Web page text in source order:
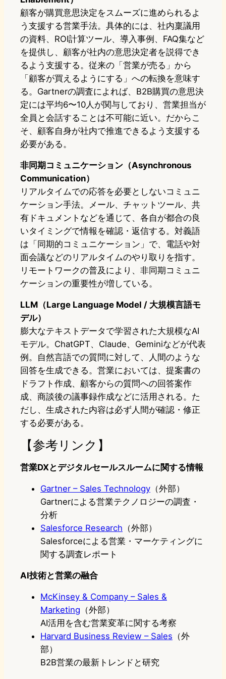
顧客が購買意思決定をスムーズに進められるよ
う支援する営業手法。具体的には、社内稟議用
の資料、ROI計算ツール、導入事例、FAQ集など
を提供し、顧客が社内の意思決定者を説得でき
るよう支援する。従来の「営業が売る」から
「顧客が買えるようにする」への転換を意味す
る。Gartnerの調査によれば、B2B購買の意思決
定には平均6〜10人が関与しており、営業担当が
全員と会話することは不可能に近い。だからこ
そ、顧客自身が社内で推進できるよう支援する
必要がある。
非同期コミュニケーション（Asynchronous
Communication）
リアルタイムでの応答を必要としないコミュニ
ケーション手法。メール、チャットツール、共
有ドキュメントなどを通じて、各自が都合の良
いタイミングで情報を確認・返信する。対義語
は「同期的コミュニケーション」で、電話や対
面会議などのリアルタイムのやり取りを指す。
リモートワークの普及により、非同期コミュニ
ケーションの重要性が増している。
LLM（Large Language Model / 大規模言語モ
デル）
膨大なテキストデータで学習された大規模なAI
モデル。ChatGPT、Claude、Geminiなどが代表
例。自然言語での質問に対して、人間のような
回答を生成できる。営業においては、提案書の
ドラフト作成、顧客からの質問への回答案作
成、商談後の議事録作成などに活用される。た
だし、生成された内容は必ず人間が確認・修正
する必要がある。
【参考リンク】
営業DXとデジタルセールスルームに関する情報
Gartner – Sales Technology （外部）
Gartnerによる営業テクノロジーの調査・
分析
Salesforce Research （外部）
Salesforceによる営業・マーケティングに
関する調査レポート
AI技術と営業の融合
McKinsey & Company – Sales &
Marketing （外部）
AI活用を含む営業変革に関する考察
Harvard Business Review – Sales （外
部）
B2B営業の最新トレンドと研究